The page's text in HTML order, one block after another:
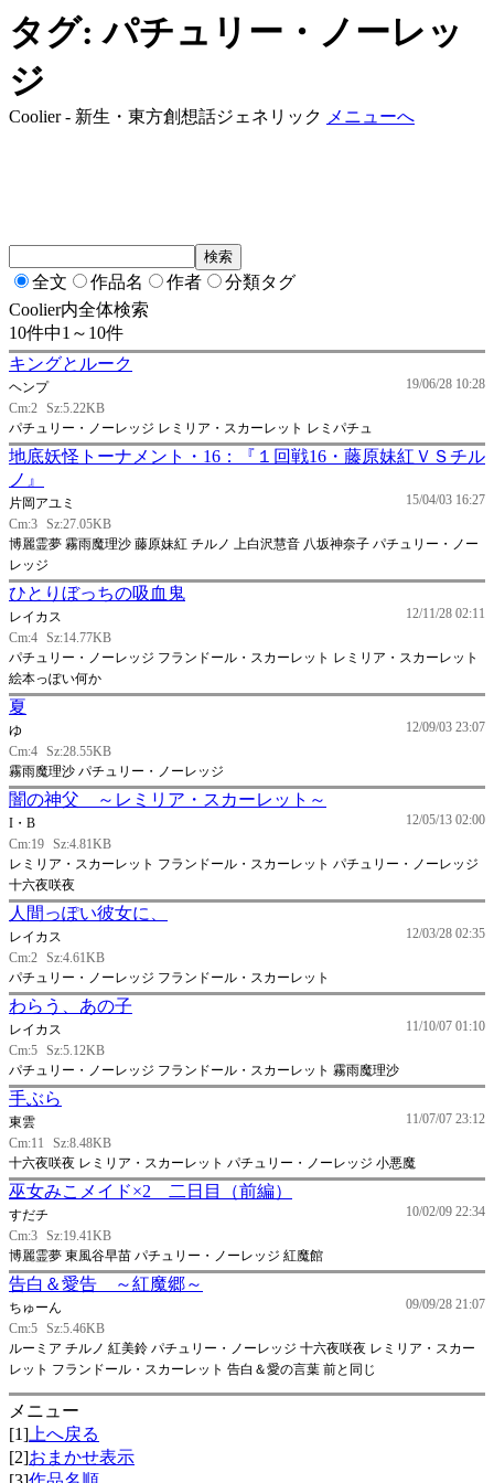
タグ: パチュリー・ノーレッ
ジ
Coolier - 新生・東方創想話ジェネリック メニューへ
全文 作品名 作者
分類タグ
Coolier内全体検索
10件中1～10件
キングとルーク
19/06/28 10:28
ヘンプ
Cm:2 Sz:5.22KB
パチュリー・ノーレッジ レミリア・スカーレット レミパチュ
地底妖怪トーナメント・16：『１回戦16・藤原妹紅ＶＳチル
ノ』
15/04/03 16:27
片岡アユミ
Cm:3 Sz:27.05KB
博麗霊夢 霧雨魔理沙 藤原妹紅 チルノ 上白沢慧音 八坂神奈子 パチュリー・ノー
レッジ
ひとりぼっちの吸血鬼
12/11/28 02:11
レイカス
Cm:4 Sz:14.77KB
パチュリー・ノーレッジ フランドール・スカーレット レミリア・スカーレット
絵本っぽい何か
夏
12/09/03 23:07
ゆ
Cm:4 Sz:28.55KB
霧雨魔理沙 パチュリー・ノーレッジ
闇の神父 ～レミリア・スカーレット～
12/05/13 02:00
I・B
Cm:19 Sz:4.81KB
レミリア・スカーレット フランドール・スカーレット パチュリー・ノーレッジ
十六夜咲夜
人間っぽい彼女に、
12/03/28 02:35
レイカス
Cm:2 Sz:4.61KB
パチュリー・ノーレッジ フランドール・スカーレット
わらう、あの子
11/10/07 01:10
レイカス
Cm:5 Sz:5.12KB
パチュリー・ノーレッジ フランドール・スカーレット 霧雨魔理沙
手ぶら
11/07/07 23:12
東雲
Cm:11
Sz:8.48KB
十六夜咲夜 レミリア・スカーレット パチュリー・ノーレッジ 小悪魔
巫女みこメイド×2 二日目（前編）
10/02/09 22:34
すだチ
Cm:3 Sz:19.41KB
博麗霊夢 東風谷早苗 パチュリー・ノーレッジ 紅魔館
告白＆愛告 ～紅魔郷～
09/09/28 21:07
ちゅーん
Cm:5 Sz:5.46KB
ルーミア チルノ 紅美鈴 パチュリー・ノーレッジ 十六夜咲夜 レミリア・スカー
レット フランドール・スカーレット 告白＆愛の言葉 前と同じ
メニュー
[1] 上へ戻る
[2]おまかせ表示